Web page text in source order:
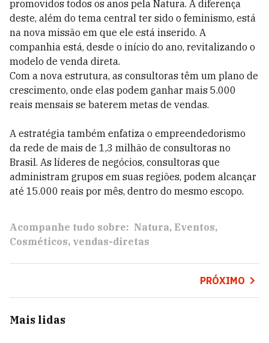
promovidos todos os anos pela Natura. A diferença
deste, além do tema central ter sido o feminismo, está
na nova missão em que ele está inserido. A
companhia está, desde o início do ano, revitalizando o
modelo de venda direta.
Com a nova estrutura, as consultoras têm um plano de
crescimento, onde elas podem ganhar mais 5.000
reais mensais se baterem metas de vendas.
A estratégia também enfatiza o empreendedorismo
da rede de mais de 1,3 milhão de consultoras no
Brasil. As líderes de negócios, consultoras que
administram grupos em suas regiões, podem alcançar
até 15.000 reais por mês, dentro do mesmo escopo.
Acompanhe tudo sobre: Natura Eventos
Cosméticos vendas-diretas
PRÓXIMO
Mais lidas